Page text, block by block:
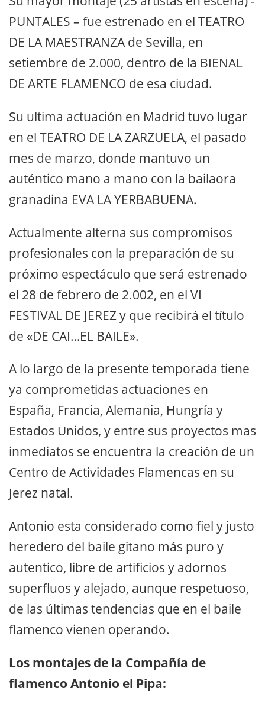
PUNTALES – fue estrenado en el TEATRO
DE LA MAESTRANZA de Sevilla, en
setiembre de 2.000, dentro de la BIENAL
DE ARTE FLAMENCO de esa ciudad.
Su ultima actuación en Madrid tuvo lugar
en el TEATRO DE LA ZARZUELA, el pasado
mes de marzo, donde mantuvo un
auténtico mano a mano con la bailaora
granadina EVA LA YERBABUENA.
Actualmente alterna sus compromisos
profesionales con la preparación de su
próximo espectáculo que será estrenado
el 28 de febrero de 2.002, en el VI
FESTIVAL DE JEREZ y que recibirá el título
de «DE CAI…EL BAILE».
A lo largo de la presente temporada tiene
ya comprometidas actuaciones en
España, Francia, Alemania, Hungría y
Estados Unidos, y entre sus proyectos mas
inmediatos se encuentra la creación de un
Centro de Actividades Flamencas en su
Jerez natal.
Antonio esta considerado como fiel y justo
heredero del baile gitano más puro y
autentico, libre de artificios y adornos
superfluos y alejado, aunque respetuoso,
de las últimas tendencias que en el baile
flamenco vienen operando.
Los montajes de la Compañía de
flamenco Antonio el Pipa: